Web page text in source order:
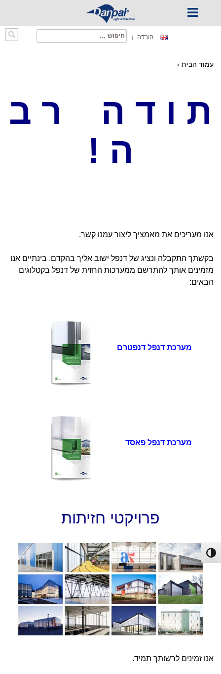
הפעל/כבה ניגודיות גבוהה
חיפוש: הורדה
עמוד הבית ›
ת ו ד ה ר ב
ה !
אנו מעריכים את מאמציך ליצור עמנו קשר.
בקשתך התקבלה ונציג של דנפל ישוב אליך בהקדם. בינתיים אנו
מזמינים אותך להתרשם ממערכות החזית של דנפל בקטלוגים
הבאים:
מערכת דנפל דנפטרם
מערכת דנפל פאסד
פרויקטי חזיתות
אנו זמינים לרשותך תמיד.